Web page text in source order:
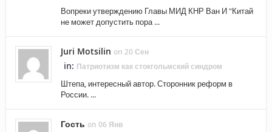
Вопреки утверждению Главы МИД КНР Ван И "Китай
не может допустить пора ...
Juri Motsilin on 20 Сен
in: Патриотизм как стокгольмский синдром
Штепа, интересный автор. Сторонник реформ в
России. ...
Гость on 06 Янв